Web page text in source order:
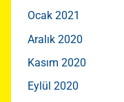
Ocak 2021
Aralık 2020
Kasım 2020
Eylül 2020